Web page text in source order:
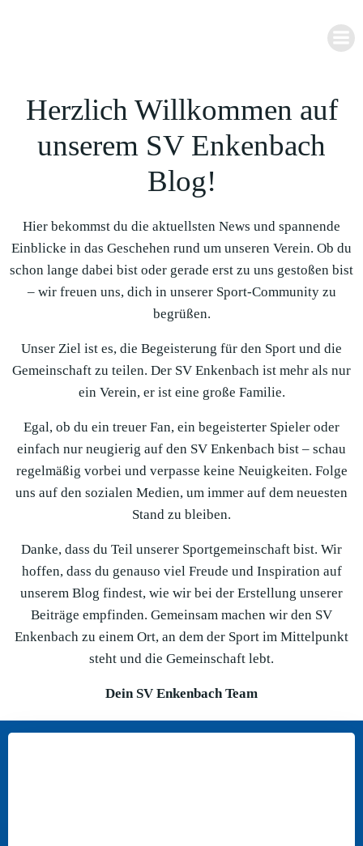
Herzlich Willkommen auf
unserem SV Enkenbach
Blog!
Hier bekommst du die aktuellsten News und spannende
Einblicke in das Geschehen rund um unseren Verein. Ob du
schon lange dabei bist oder gerade erst zu uns gestoßen bist
– wir freuen uns, dich in unserer Sport-Community zu
begrüßen.
Unser Ziel ist es, die Begeisterung für den Sport und die
Gemeinschaft zu teilen. Der SV Enkenbach ist mehr als nur
ein Verein, er ist eine große Familie.
Egal, ob du ein treuer Fan, ein begeisterter Spieler oder
einfach nur neugierig auf den SV Enkenbach bist – schau
regelmäßig vorbei und verpasse keine Neuigkeiten. Folge
uns auf den sozialen Medien, um immer auf dem neuesten
Stand zu bleiben.
Danke, dass du Teil unserer Sportgemeinschaft bist. Wir
hoffen, dass du genauso viel Freude und Inspiration auf
unserem Blog findest, wie wir bei der Erstellung unserer
Beiträge empfinden. Gemeinsam machen wir den SV
Enkenbach zu einem Ort, an dem der Sport im Mittelpunkt
steht und die Gemeinschaft lebt.
Dein SV Enkenbach Team